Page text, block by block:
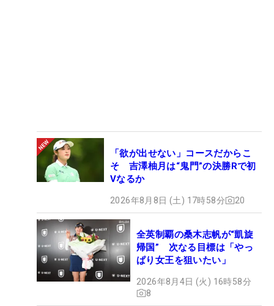
「欲が出せない」コースだからこ
そ 吉澤柚月は“鬼門”の決勝Rで初
Vなるか
2026年8月8日 (土) 17時58分 20
全英制覇の桑木志帆が“凱旋
帰国” 次なる目標は「やっ
ぱり女王を狙いたい」
2026年8月4日 (火) 16時58分
8